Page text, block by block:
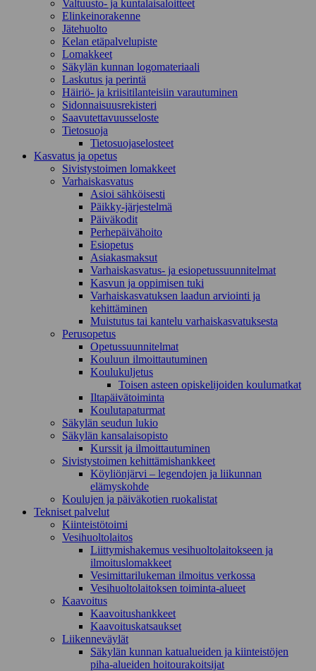
Valtuusto- ja kuntalaisaloitteet
Elinkeinorakenne
Jätehuolto
Kelan etäpalvelupiste
Lomakkeet
Säkylän kunnan logomateriaali
Laskutus ja perintä
Häiriö- ja kriisitilanteisiin varautuminen
Sidonnaisuusrekisteri
Saavutettavuusseloste
Tietosuoja
Tietosuojaselosteet
Kasvatus ja opetus
Sivistystoimen lomakkeet
Varhaiskasvatus
Asioi sähköisesti
Päikky-järjestelmä
Päiväkodit
Perhepäivähoito
Esiopetus
Asiakasmaksut
Varhaiskasvatus- ja esiopetussuunnitelmat
Kasvun ja oppimisen tuki
Varhaiskasvatuksen laadun arviointi ja
kehittäminen
Muistutus tai kantelu varhaiskasvatuksesta
Perusopetus
Opetussuunnitelmat
Kouluun ilmoittautuminen
Koulukuljetus
Toisen asteen opiskelijoiden koulumatkat
Iltapäivätoiminta
Koulutapaturmat
Säkylän seudun lukio
Säkylän kansalaisopisto
Kurssit ja ilmoittautuminen
Sivistystoimen kehittämishankkeet
Köyliönjärvi – legendojen ja liikunnan
elämyskohde
Koulujen ja päiväkotien ruokalistat
Tekniset palvelut
Kiinteistötoimi
Vesihuoltolaitos
Liittymishakemus vesihuoltolaitokseen ja
ilmoituslomakkeet
Vesimittarilukeman ilmoitus verkossa
Vesihuoltolaitoksen toiminta-alueet
Kaavoitus
Kaavoitushankkeet
Kaavoituskatsaukset
Liikenneväylät
Säkylän kunnan katualueiden ja kiinteistöjen
piha-alueiden hoitourakoitsijat